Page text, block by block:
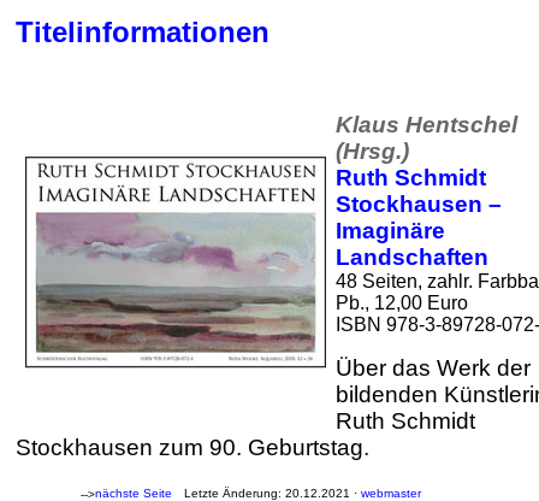
Titelinformationen
Klaus Hentschel
(Hrsg.)
Ruth Schmidt
Stockhausen –
Imaginäre
Landschaften
48 Seiten, zahlr.
Pb., 12,00 Euro
ISBN 978-3-89728-
Über das Werk der
bildenden
Ruth Schmidt
Stockhausen zum 90. Geburtstag.
nächste Seite Letzte Änderung: 20.12.2021 · webmaster